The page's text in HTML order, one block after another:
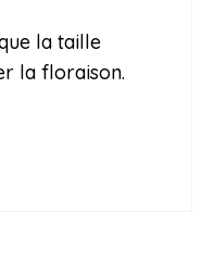
la taille
la floraison.